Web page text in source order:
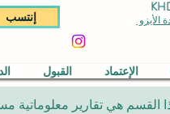
إنتسب
القبول الإعتماد